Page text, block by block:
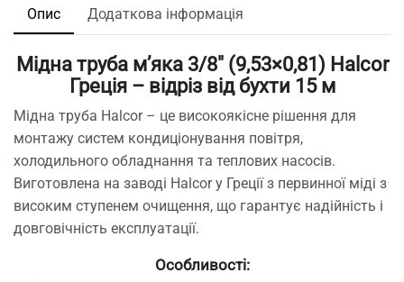
Опис Додаткова інформація
Мідна труба м’яка 3/8″ (9,53×0,81) Halcor
Греція – відріз від бухти 15 м
Мідна труба Halcor – це високоякісне рішення для
монтажу систем кондиціонування повітря,
холодильного обладнання та теплових насосів.
Виготовлена на заводі Halcor у Греції з первинної міді з
високим ступенем очищення, що гарантує надійність і
довговічність експлуатації.
Особливості: